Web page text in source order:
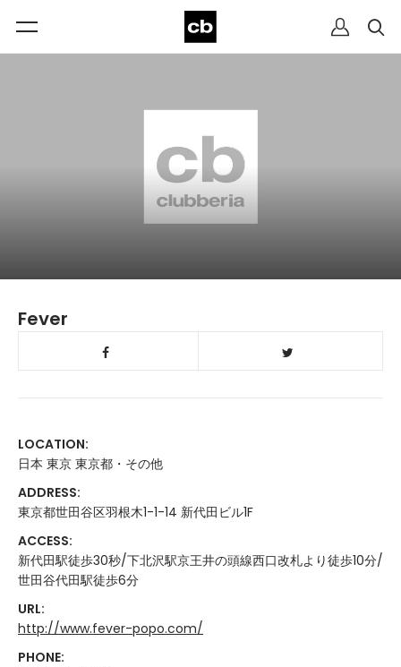
Fever
LOCATION:
日本 東京 東京都・その他
ADDRESS:
東京都世田谷区羽根木1-1-14 新代田ビル1F
ACCESS:
新代田駅徒歩30秒/下北沢駅京王井の頭線西口改札より徒歩10分/
世田谷代田駅徒歩6分
URL:
http://www.fever-popo.com/
PHONE: